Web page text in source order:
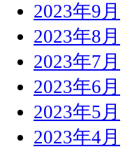
2023年9月
2023年8月
2023年7月
2023年6月
2023年5月
2023年4月